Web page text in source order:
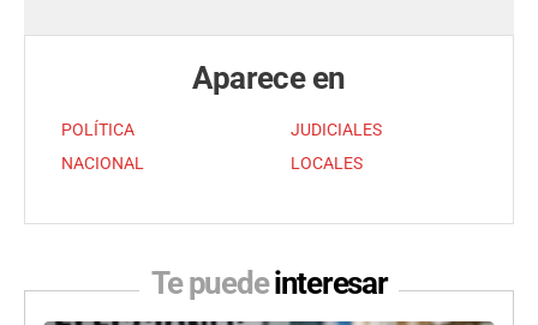
Aparece en
POLÍTICA
NACIONAL
JUDICIALES
LOCALES
Te puedeinteresar